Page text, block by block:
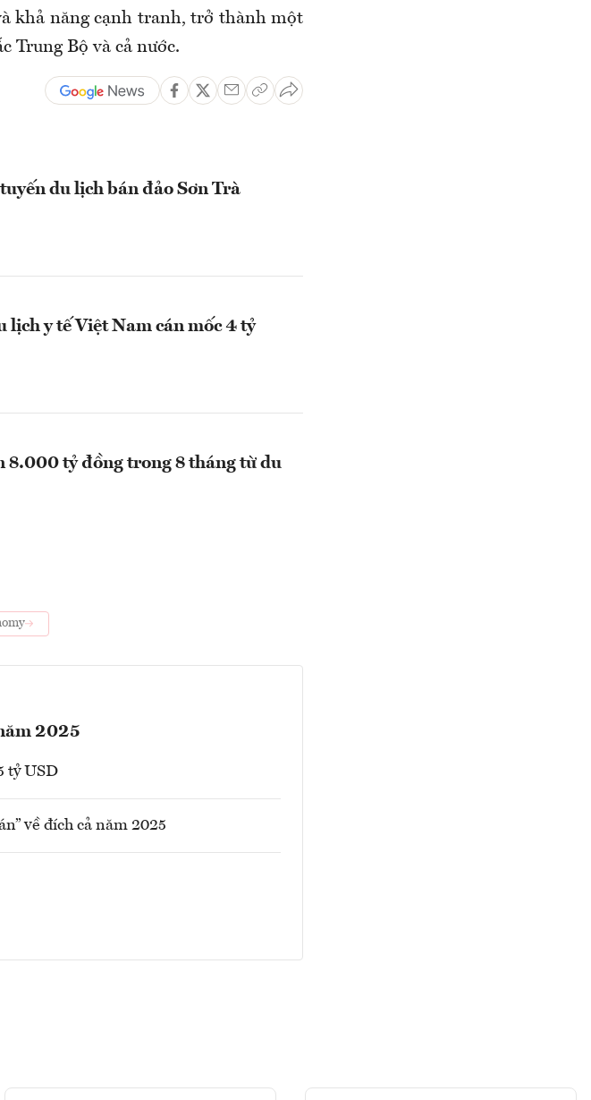
khả năng cạnh tranh, trở thành một
Trung Bộ và cả nước.
du lịch bán đảo Sơn Trà
lịch y tế Việt Nam cán mốc 4 tỷ
8.000 tỷ đồng trong 8 tháng từ du
2025
tỷ USD
về đích cả năm 2025